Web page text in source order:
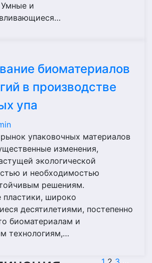
и
биоматериалов
в производстве
упа
упаковочных материалов
изменения,
экологической
и необходимостью
решениям.
широко
десятилетиями, постепенно
биоматериалам и
технологиям,…